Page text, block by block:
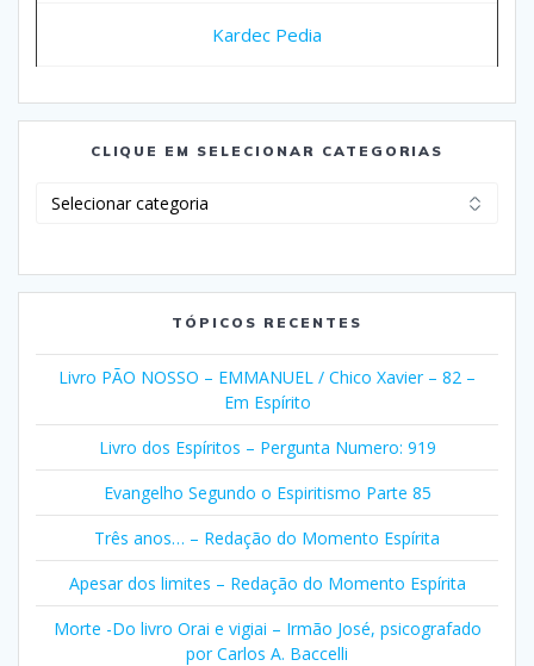
Kardec Pedia
CLIQUE EM SELECIONAR CATEGORIAS
TÓPICOS RECENTES
Livro PÃO NOSSO – EMMANUEL / Chico Xavier – 82 –
Em Espírito
Livro dos Espíritos – Pergunta Numero: 919
Evangelho Segundo o Espiritismo Parte 85
Três anos… – Redação do Momento Espírita
Apesar dos limites – Redação do Momento Espírita
Morte -Do livro Orai e vigiai – Irmão José, psicografado
por Carlos A. Baccelli